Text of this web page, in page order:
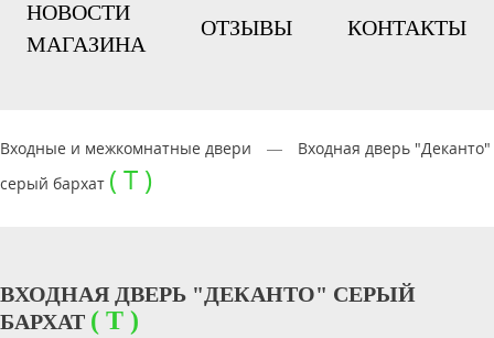
НОВОСТИ
МАГАЗИНА
ОТЗЫВЫ КОНТАКТЫ
Входные и межкомнатные двери —
Входная дверь "Деканто"
серый бархат ( Т )
ВХОДНАЯ ДВЕРЬ "ДЕКАНТО" СЕРЫЙ
БАРХАТ ( Т )